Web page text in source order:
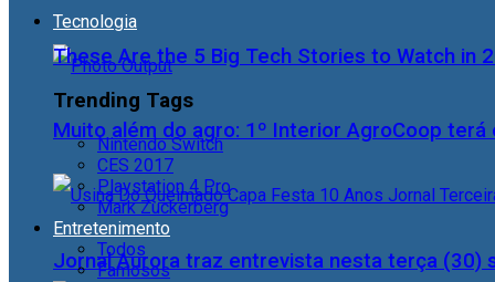
Tecnologia
Muito além do agro: 1º Interior AgroCoop
Jornal Aurora traz entrevista nesta terça (30)
These Are the 5 Big Tech Stories to Watch in
Trending Tags
Nintendo Switch
CES 2017
Playstation 4 Pro
Mark Zuckerberg
Entretenimento
Todos
Famosos